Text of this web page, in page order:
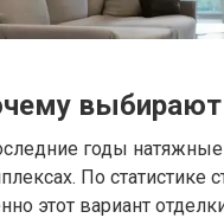
выбирают
годы
По статистике
этот вариант